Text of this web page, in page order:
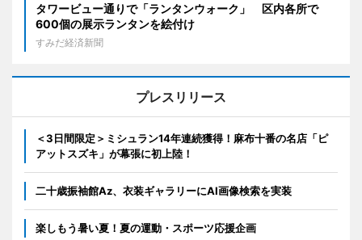
タワービュー通りで「ランタンウォーク」 区内各所で
600個の展示ランタンを絵付け
すみだ経済新聞
プレスリリース
＜3日間限定＞ミシュラン14年連続獲得！麻布十番の名店「ピ
アットスズキ」が幕張に初上陸！
二十歳振袖館Az、衣装ギャラリーにAI画像検索を実装
楽しもう暑い夏！夏の運動・スポーツ応援企画